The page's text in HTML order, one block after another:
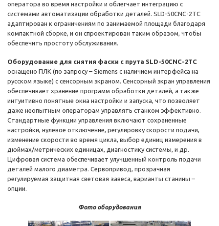
оператора во время настройки и облегчает интеграцию с
системами автоматизации обработки деталей. SLD-50CNC-2TC
адаптирован к ограничениям по занимаемой площади благодаря
компактной сборке, и он спроектирован таким образом, чтобы
обеспечить простоту обслуживания.
Оборудование для снятия фаски с прута SLD-50CNC-2TC
оснащено ПЛК (по запросу – Siemens с наличием интерфейса на
русском языке) с сенсорным экраном. Сенсорный экран управления
обеспечивает хранение программ обработки деталей, а также
интуитивно понятные окна настройки и запуска, что позволяет
даже неопытным операторам управлять станком эффективно.
Стандартные функции управления включают сохраненные
настройки, нулевое отключение, регулировку скорости подачи,
изменение скорости во время цикла, выбор единиц измерения в
дюймах/метрических единицах, диагностику системы, и др.
Цифровая система обеспечивает улучшенный контроль подачи
деталей малого диаметра. Сервопривод, прозрачная
регулируемая защитная световая завеса, варианты станины –
опции.
Фото оборудования